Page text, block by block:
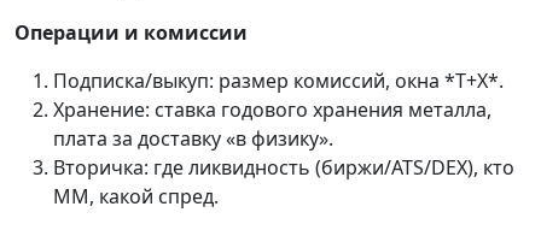
Операции и комиссии
Подписка/выкуп: размер комиссий, окна *T+X*.
Хранение: ставка годового хранения металла,
плата за доставку «в физику».
Вторичка: где ликвидность (биржи/ATS/DEX), кто
ММ, какой спред.